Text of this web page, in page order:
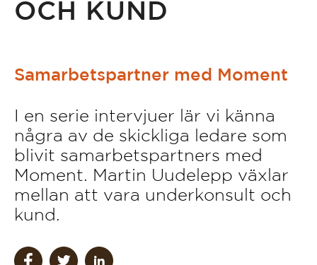
OCH KUND
Samarbetspartner med Moment
I en serie intervjuer lär vi känna
några av de skickliga ledare som
blivit samarbetspartners med
Moment. Martin Uudelepp växlar
mellan att vara underkonsult och
kund.